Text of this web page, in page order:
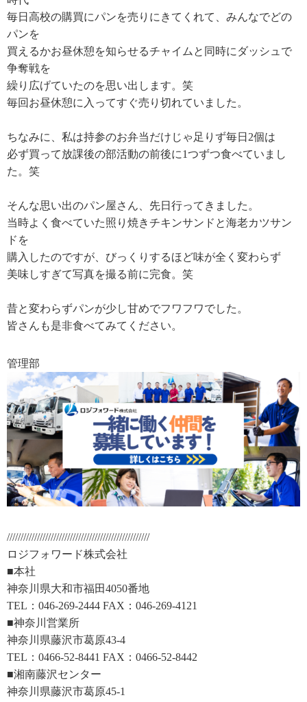
毎日高校の購買にパンを売りにきてくれて、みんなでどの
パンを
買えるかお昼休憩を知らせるチャイムと同時にダッシュで
争奪戦を
繰り広げていたのを思い出します。笑
毎回お昼休憩に入ってすぐ売り切れていました。
ちなみに、私は持参のお弁当だけじゃ足りず毎日2個は
必ず買って放課後の部活動の前後に1つずつ食べていまし
た。笑
そんな思い出のパン屋さん、先日行ってきました。
当時よく食べていた照り焼きチキンサンドと海老カツサン
ドを
購入したのですが、びっくりするほど味が全く変わらず
美味しすぎて写真を撮る前に完食。笑
昔と変わらずパンが少し甘めでフワフワでした。
皆さんも是非食べてみてください。
管理部
////////////////////////////////////////////////////
ロジフォワード株式会社
■本社
神奈川県大和市福田4050番地
TEL：046-269-2444 FAX：046-269-4121
■神奈川営業所
神奈川県藤沢市葛原43-4
TEL：0466-52-8441 FAX：0466-52-8442
■湘南藤沢センター
神奈川県藤沢市葛原45-1